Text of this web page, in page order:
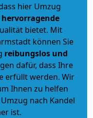
hier Umzug
hervorragende
bietet. Mit
können Sie
reibungslos und
dafür, dass Ihre
erfüllt werden. Wir
Ihnen zu helfen
nach Kandel
ist.